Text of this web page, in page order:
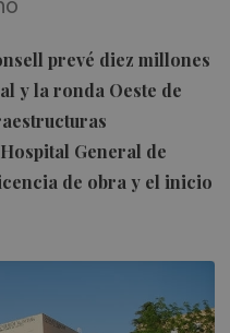
prevé diez millones
y la ronda Oeste de
General de
de obra y el inicio